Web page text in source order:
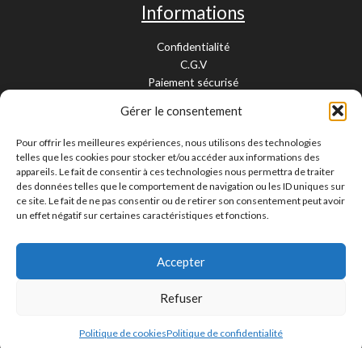
Gérer le consentement
Pour offrir les meilleures expériences, nous utilisons des technologies
telles que les cookies pour stocker et/ou accéder aux informations des
appareils. Le fait de consentir à ces technologies nous permettra de traiter
des données telles que le comportement de navigation ou les ID uniques sur
ce site. Le fait de ne pas consentir ou de retirer son consentement peut avoir
un effet négatif sur certaines caractéristiques et fonctions.
Accepter
Refuser
Politique de cookiesPolitique de confidentialité
Informations
Confidentialité
C.G.V
Paiement sécurisé
Livraison et retour
Mentions légales
Cookies
Contact
Paiement sécurisé
Livraison 24/48H et 10/15 jours
Cnathalie